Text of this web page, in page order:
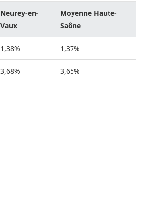
Neurey-en-
Vaux
Moyenne Haute-
Saône
1,38% 1,37%
3,68% 3,65%